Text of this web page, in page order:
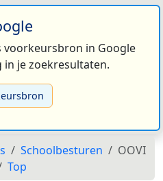
voorkeursbron in Google
in je zoekresultaten.
Schoolbesturen
OOVI
Top